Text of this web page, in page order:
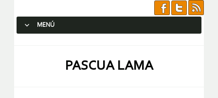
MENÚ
PASCUA LAMA